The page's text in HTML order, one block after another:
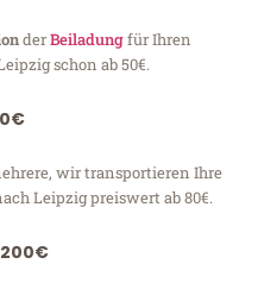
derBeiladungfür Ihren
schon ab 50€.
wir transportieren Ihre
Leipzig preiswert ab 80€.